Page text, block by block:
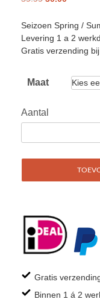
Seizoen Spring /
Levering 1 a 2
Gratis verzending
Maat
Aantal
Gratis
Binnen 1 á 2